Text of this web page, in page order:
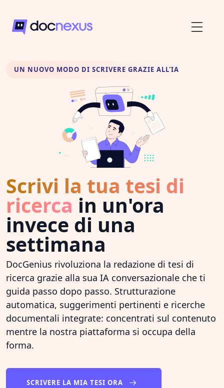
UN NUOVO MODO DI SCRIVERE GRAZIE ALL'IA
Scrivi la tua tesi di
ricerca in un'ora
invece di una
settimana
DocGenius rivoluziona la redazione di tesi di
ricerca grazie alla sua IA conversazionale che ti
guida passo dopo passo. Strutturazione
automatica, suggerimenti pertinenti e ricerche
documentali integrate: concentrati sul contenuto
mentre la nostra piattaforma si occupa della
forma.
SCRIVERE LA MIA TESI ORA